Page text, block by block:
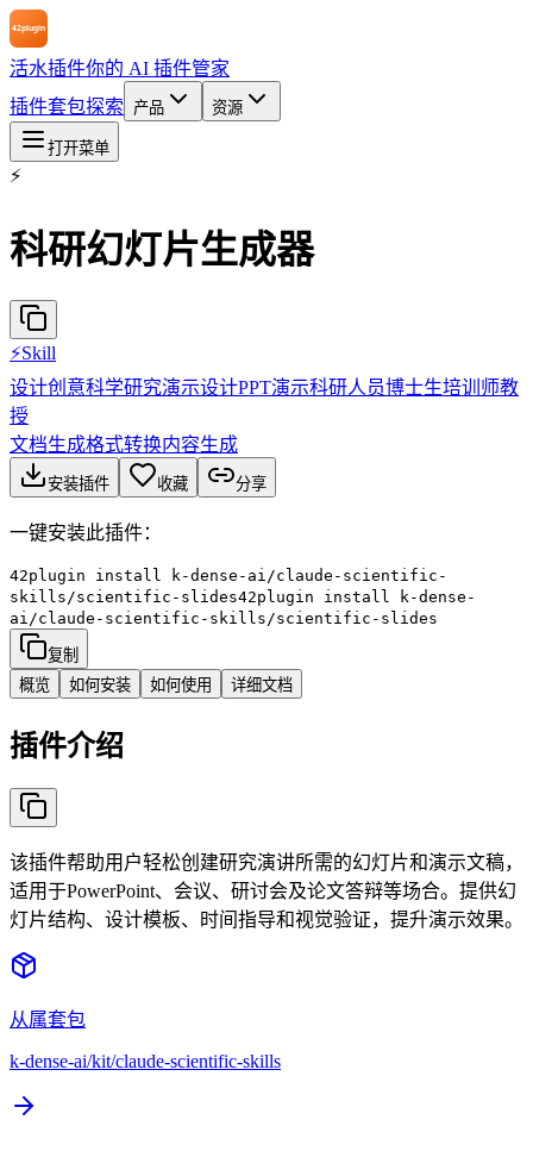
活水插件你的 AI 插件管家
插件套包探索 产品 资源
打开菜单
⚡
科研幻灯片生成器
⚡Skill
设计创意科学研究演示设计PPT演示科研人员博士生培训师教
授
文档生成格式转换内容生成
安装插件 收藏 分享
一键安装此插件：
42plugin install
k-dense-ai/claude-scientific-
skills/scientific-slides42plugin install
k-dense-
ai/claude-scientific-skills/scientific-slides
复制
概览
如何安装 如何使用 详细文档
插件介绍
该插件帮助用户轻松创建研究演讲所需的幻灯片和演示文稿，
适用于PowerPoint、会议、研讨会及论文答辩等场合。提供幻
灯片结构、设计模板、时间指导和视觉验证，提升演示效果。
从属套包
k-dense-ai/kit/claude-scientific-skills